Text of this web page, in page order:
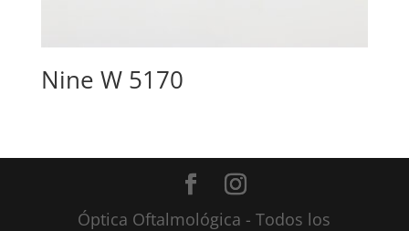
Nine W 5170
Óptica Oftalmológica - Todos los